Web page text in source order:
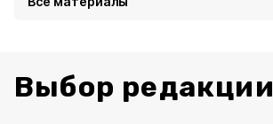
Выбор редакции